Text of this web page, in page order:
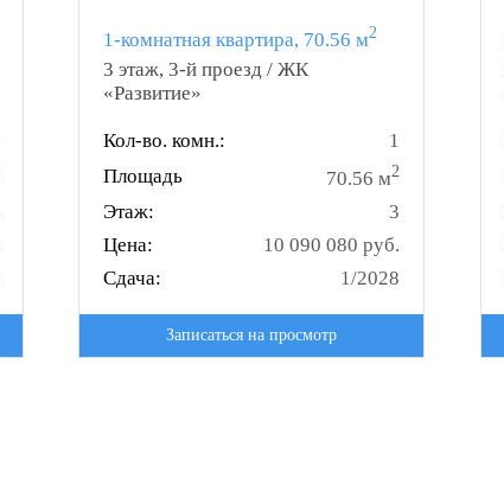
1-комнатная квартира, 70.56 м2
3 этаж, 3-й проезд / ЖК
«Развитие»
Кол-во. комн.:
1
Площадь
70.56 м2
Этаж:
3
Цена:
10 090 080 руб.
Сдача:
1/2028
Записаться на просмотр